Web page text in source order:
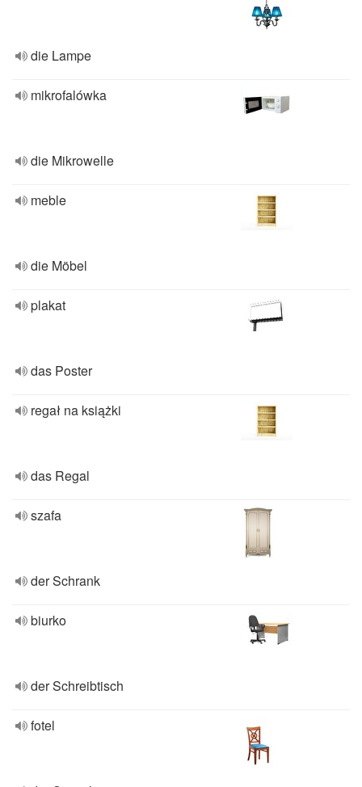
die Lampe
mikrofalówka
die Mikrowelle
meble
die Möbel
plakat
das Poster
regał na książki
das Regal
szafa
der Schrank
biurko
der Schreibtisch
fotel